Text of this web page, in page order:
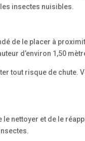
insectes nuisibles.
de le placer à
d’environ 1,50
tout risque de
nettoyer et de le